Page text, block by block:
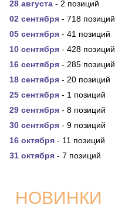
28 августа - 2 позиций
02 сентября - 718 позиций
05 сентября - 41 позиций
10 сентября - 428 позиций
16 сентября - 285 позиций
18 сентября - 20 позиций
25 сентября - 1 позиций
29 сентября - 8 позиций
30 сентября - 9 позиций
16 октября - 11 позиций
31 октября - 7 позиций
НОВИНКИ